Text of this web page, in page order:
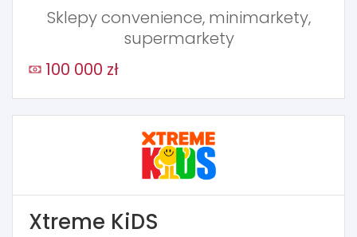
Sklepy convenience, minimarkety,
supermarkety
100 000 zł
Xtreme KiDS